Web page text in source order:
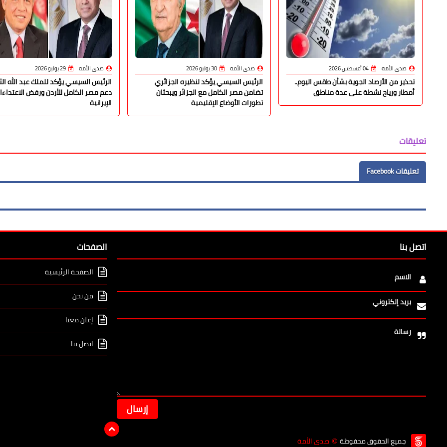
صدى الأمة 04 أغسطس 2026
تحذير من الأرصاد الجوية بشأن طقس اليوم..
أمطار ورياح نشطة على عدة مناطق
صدى الأمة 30 يوليو 2026
الرئيس السيسي يؤكد لنظيره الجزائري
تضامن مصر الكامل مع الجزائر ويبحثان
تطورات الأوضاع الإقليمية
صدى الأمة 29 يوليو 2026
الرئيس السيسي يؤكد للملك عبد الله
دعم مصر الكامل للأردن ورفض
الإيرانية
تعليقات
تعليقات Facebook
اتصل بنا
الاسم
بريد إلكتروني
رسالة
الصفحات
الصفحة الرئيسية
من نحن
إعلن معنا
اتصل بنا
جميع الحقوق محفوظة © صدى الأمة